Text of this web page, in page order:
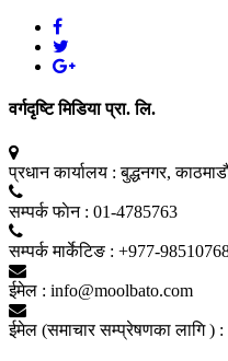
वर्गदृष्टि मिडिया प्रा. लि.
प्रधान कार्यालय : बुद्धनगर,
सम्पर्क फाेन : 01-4785763
सम्पर्क मार्केटिङ : +977-
ईमेल : info@moolbato.com
ईमेल (समाचार सम्प्रेषणका लागि ) :